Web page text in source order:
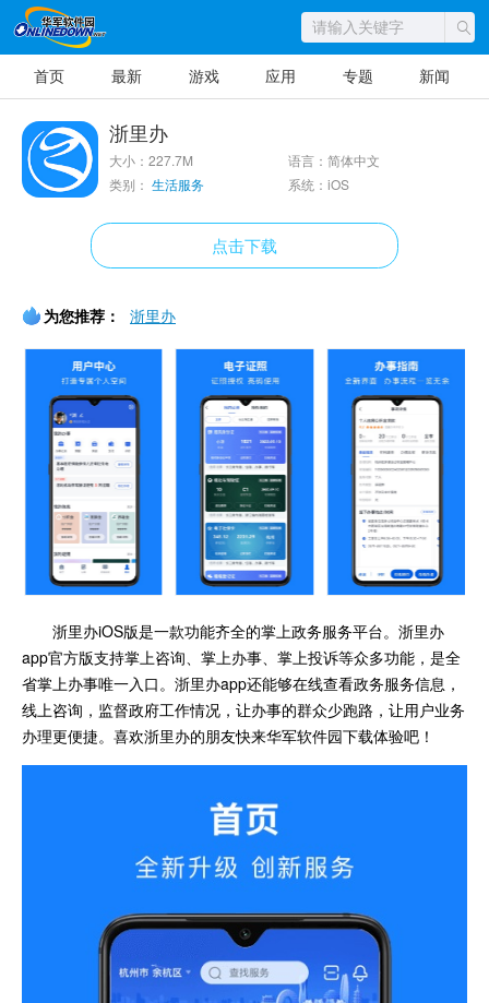
首页 最新 游戏 应用 专题 新闻
浙里办
大小：227.7M
语言：简体中文
类别： 生活服务 系统：iOS
点击下载
为您推荐： 浙里办
浙里办iOS版是一款功能齐全的掌上政务服务平台。浙里办
app官方版支持掌上咨询、掌上办事、掌上投诉等众多功能，是全
省掌上办事唯一入口。浙里办app还能够在线查看政务服务信息，
线上咨询，监督政府工作情况，让办事的群众少跑路，让用户业务
办理更便捷。喜欢浙里办的朋友快来华军软件园下载体验吧！